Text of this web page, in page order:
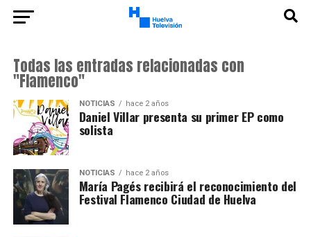
Todas las entradas relacionadas con
"Flamenco"
NOTICIAS hace 2 años
Daniel Villar presenta su primer EP como
solista
NOTICIAS hace 2 años
María Pagés recibirá el reconocimiento del
Festival Flamenco Ciudad de Huelva